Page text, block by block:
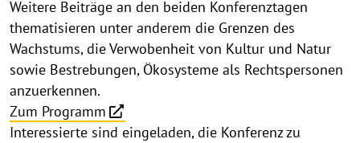
Weitere Beiträge an den beiden Konferenztagen
thematisieren unter anderem die Grenzen des
Wachstums, die Verwobenheit von Kultur und Natur
sowie Bestrebungen, Ökosysteme als Rechtspersonen
anzuerkennen.
Zum Programm
Interessierte sind eingeladen, die Konferenz zu